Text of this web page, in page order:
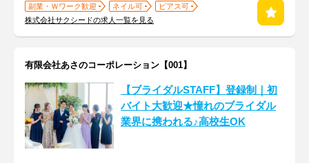
副業・Ｗワーク歓迎
ネイル可
ピアス可
株式会社サクシードの求人一覧を見る
有限会社あさのコーポレーション【001】
【ブライダルSTAFF】登録制｜初
バイト大歓迎★憧れのブライダル
業界に携われる♪高校生OK